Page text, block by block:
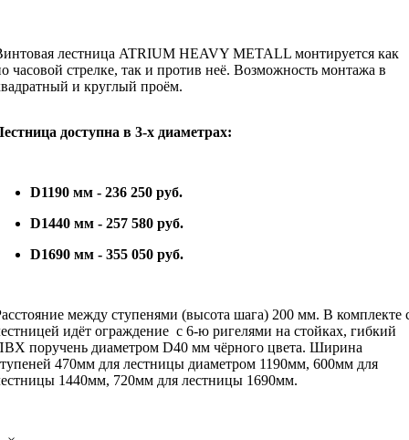
лестница ATRIUM HEAVY METALL монтируется как
часовой стрелке, так и против неё. Возможность монтажа в
и круглый проём.
доступна в 3-х диаметрах:
D1190 мм - 236 250 руб.
D1440 мм - 257 580 руб.
D1690 мм - 355 050 руб.
между ступенями (высота шага) 200 мм. В комплекте
идёт ограждение с 6-ю ригелями на стойках, гибкий
поручень диаметром D40 мм чёрного цвета. Ширина
470мм для лестницы диаметром 1190мм, 600мм для
1440мм, 720мм для лестницы 1690мм.